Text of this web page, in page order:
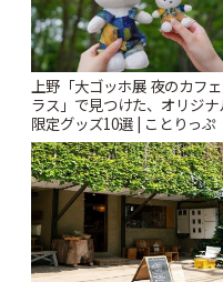
上野「大ゴッホ展 夜のカフ
ラス」で見つけた、オリジナ
限定グッズ10選 | ことりっぷ